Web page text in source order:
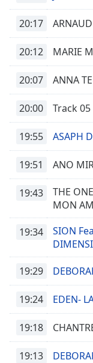
Edge
Style
Font
Done
Close
Modal
20:17
20:12 MARIE
20:07 ANNA
20:00 Track 05
19:55 ASAPH
19:51 ANO
19:43
THE
MON
19:34
SION
19:29
19:24 EDEN-
19:18
19:13